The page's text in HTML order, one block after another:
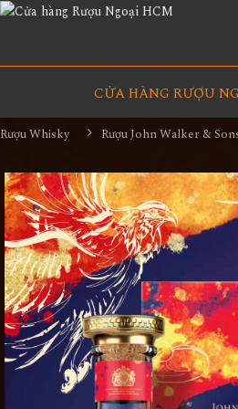
CỬA HÀNG RƯỢU
Rượu Whisky